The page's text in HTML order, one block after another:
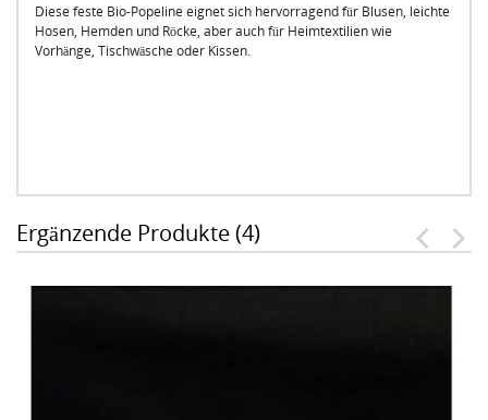
Diese feste Bio-Popeline eignet sich hervorragend für Blusen, leichte
Hosen, Hemden und Röcke, aber auch für Heimtextilien wie
Vorhänge, Tischwäsche oder Kissen.
Ergänzende Produkte (4)